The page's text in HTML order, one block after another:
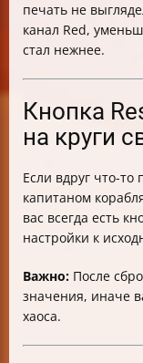
печать не
канал Red,
стал нежнее.
Кнопка
на круги
Если вдруг что-то
капитаном
вас всегда есть
настройки к
Важно: После
значения, иначе
хаоса.